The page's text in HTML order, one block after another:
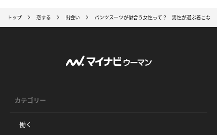
トップ 恋する 出会い パンツスーツが似合う女性って？ 男性が選ぶ着こなし
カテゴリー
働く